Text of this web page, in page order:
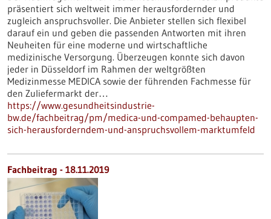
präsentiert sich weltweit immer herausfordernder und
zugleich anspruchsvoller. Die Anbieter stellen sich flexibel
darauf ein und geben die passenden Antworten mit ihren
Neuheiten für eine moderne und wirtschaftliche
medizinische Versorgung. Überzeugen konnte sich davon
jeder in Düsseldorf im Rahmen der weltgrößten
Medizinmesse MEDICA sowie der führenden Fachmesse für
den Zuliefermarkt der…
https://www.gesundheitsindustrie-
bw.de/fachbeitrag/pm/medica-und-compamed-behaupten-
sich-herausforderndem-und-anspruchsvollem-marktumfeld
Fachbeitrag - 18.11.2019